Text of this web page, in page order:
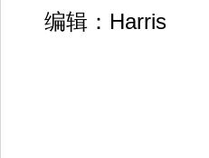
编辑：Harris